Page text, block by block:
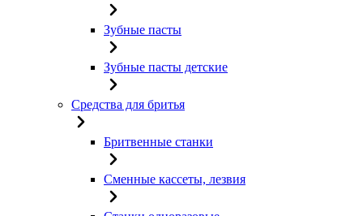
Зубные пасты
Зубные пасты детские
Средства для бритья
Бритвенные станки
Сменные кассеты, лезвия